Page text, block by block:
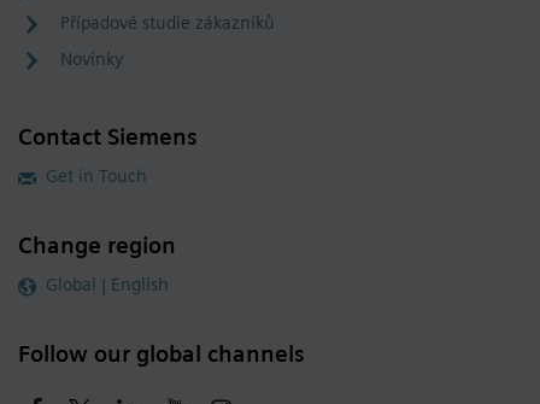
Případové studie zákazníků
Novinky
Contact Siemens
Get in Touch
Change region
Global | English
Follow our global channels